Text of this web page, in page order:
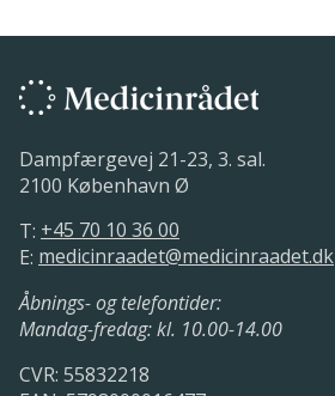
Dampfærgevej 21-23, 3. sal.
2100 København Ø
T: +45 70 10 36 00
E: medicinraadet@medicinraadet.dk
Åbnings- og telefontider:
Mandag-fredag: kl. 10.00-14.00
CVR: 55832218